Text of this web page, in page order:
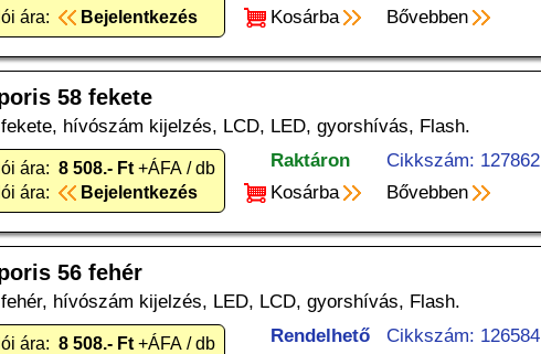
ára:
Bejelentkezés
Kosárba
Bővebben
58 fekete
hívószám kijelzés, LCD, LED, gyorshívás, Flash.
ára: 8 508.- Ft +ÁFA / db
ára:
Bejelentkezés
Raktáron
Cikkszám: 127862
Kosárba
Bővebben
56 fehér
hívószám kijelzés, LED, LCD, gyorshívás, Flash.
ára: 8 508.- Ft +ÁFA / db
Rendelhető
Cikkszám: 126584